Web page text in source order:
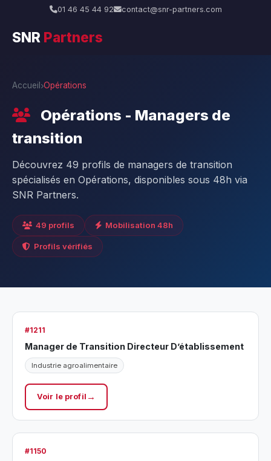
01 46 45 44 92 contact@snr-partners.com
SNR Partners
Accueil Opérations
Opérations - Managers de
transition
Découvrez 49 profils de managers de transition
spécialisés en Opérations, disponibles sous 48h via
SNR Partners.
49 profils Mobilisation 48h
Profils vérifiés
#1211
Manager de Transition Directeur D’établissement
Industrie agroalimentaire
Voir le profil
#1150